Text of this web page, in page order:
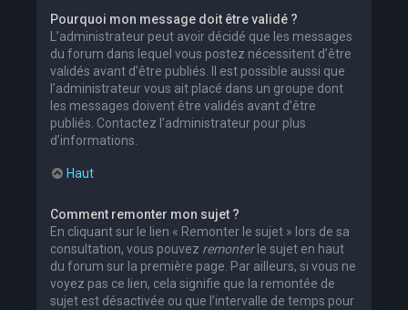
Pourquoi mon message doit être validé ?
L’administrateur peut avoir décidé que les messages
du forum dans lequel vous postez nécessitent d’être
validés avant d’être publiés. Il est possible aussi que
l’administrateur vous ait placé dans un groupe dont
les messages doivent être validés avant d’être
publiés. Contactez l’administrateur pour plus
d’informations.
Haut
Comment remonter mon sujet ?
En cliquant sur le lien « Remonter le sujet » lors de sa
consultation, vous pouvez remonterle sujet en haut
du forum sur la première page. Par ailleurs, si vous ne
voyez pas ce lien, cela signifie que la remontée de
sujet est désactivée ou que l’intervalle de temps pour